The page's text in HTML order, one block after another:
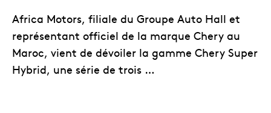
Africa Motors, filiale du Groupe Auto Hall et
représentant officiel de la marque Chery au
Maroc, vient de dévoiler la gamme Chery Super
Hybrid, une série de trois …